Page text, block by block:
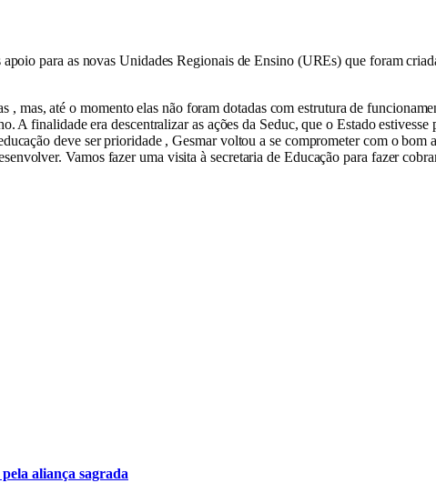
para as novas Unidades Regionais de Ensino (UREs) que foram
mas, até o momento elas não foram dotadas com estrutura de
A finalidade era descentralizar as ações da Seduc, que o Estado
deve ser prioridade , Gesmar voltou a se comprometer com o bom
Vamos fazer uma visita à secretaria de Educação para fazer
aliança sagrada